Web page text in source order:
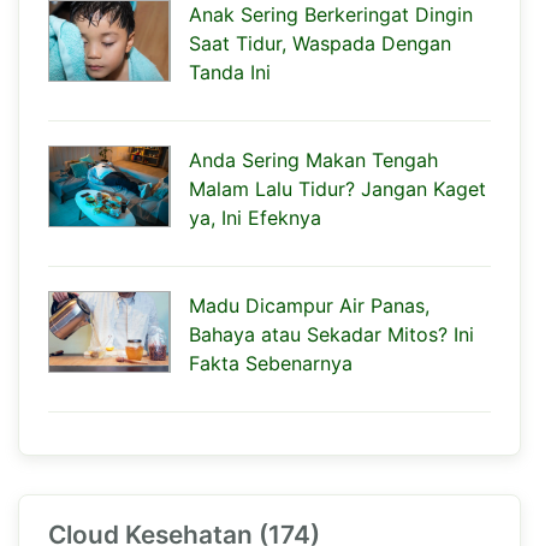
Anak Sering Berkeringat Dingin
Saat Tidur, Waspada Dengan
Tanda Ini
Anda Sering Makan Tengah
Malam Lalu Tidur? Jangan Kaget
ya, Ini Efeknya
Madu Dicampur Air Panas,
Bahaya atau Sekadar Mitos? Ini
Fakta Sebenarnya
Cloud Kesehatan (174)